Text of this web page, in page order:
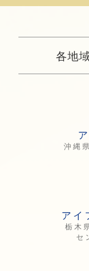
各地
沖縄
アイ
栃木
セ